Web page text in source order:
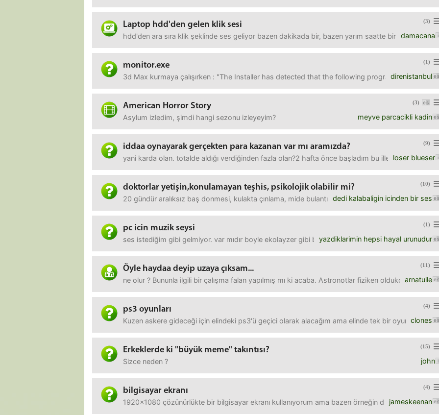
(3)
Laptop hdd'den gelen klik sesi
damacana
hdd'den ara sıra klik şeklinde ses geliyor bazen dakikada bir, bazen yarım saatte bir. çok hafif
(1)
monitor.exe
direnistanbul
3d Max kurmaya çalışırken : "The Installer has detected that the following programs are
(3)
American Horror Story
meyve parcacikli kadin
Asylum izledim, şimdi hangi sezonu izleyeyim?
(9)
iddaa oynayarak gerçekten para kazanan var mı aramızda?
loser blueser
yani karda olan. totalde aldığı verdiğinden fazla olan?2 hafta önce başladım bu illete 50 lira
(10)
doktorlar yetişin,konulamayan teşhis, psikolojik olabilir mi?
dedi kalabaligin icinden bir ses
20 gündür aralıksız baş donmesi, kulakta çınlama, mide bulantısı parmak uçlarında iğne
(1)
pc icin muzik seysi
yazdiklarimin hepsi hayal urunudur
ses istediğim gibi gelmiyor. var mıdır boyle ekolayzer gibi birşey ayarlıyabilecegim? bazı
(11)
Öyle haydaa deyip uzaya çıksam...
arnatuile
ne olur ? Bununla ilgili bir çalışma falan yapılmış mı ki acaba. Astronotlar fiziken oldukça uzun
(4)
ps3 oyunları
clones
Kuzen askere gideceği için elindeki ps3'ü geçici olarak alacağım ama elinde tek bir oyun
(15)
Erkeklerde ki "büyük meme" takıntısı?
john
Sizce neden ?
(4)
bilgisayar ekranı
jameskeenan
1920x1080 çözünürlükte bir bilgisayar ekranı kullanıyorum ama bazen örneğin dns ayarlarına